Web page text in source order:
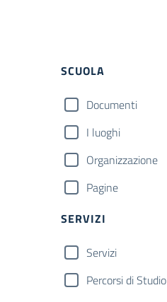
Filtri
Cerca
SCUOLA
Documenti
I luoghi
Organizzazione
Pagine
SERVIZI
Servizi
Percorsi di Studio